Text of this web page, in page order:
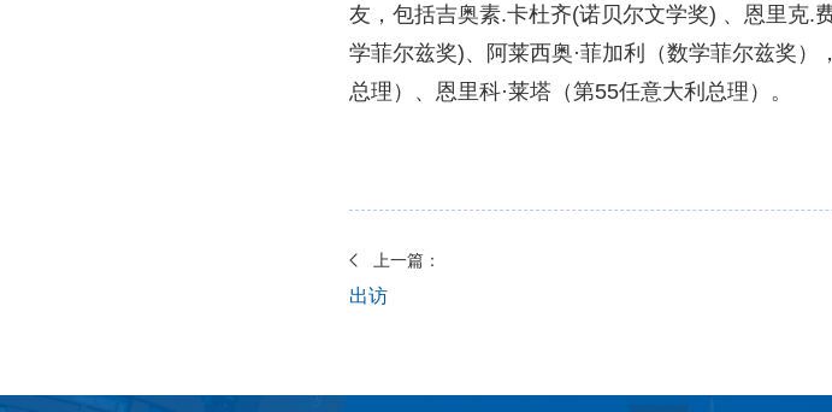
友，包括吉奥素.卡杜齐(诺贝尔文学奖) 、恩里克.
学菲尔兹奖)、阿莱西奥·菲加利（数学菲尔兹奖
总理）、恩里科·莱塔（第55任意大利总理）。
上一篇：
出访